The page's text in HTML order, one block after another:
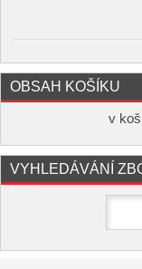
OBSAH KOŠÍKU
v
VYHLEDÁVÁNÍ